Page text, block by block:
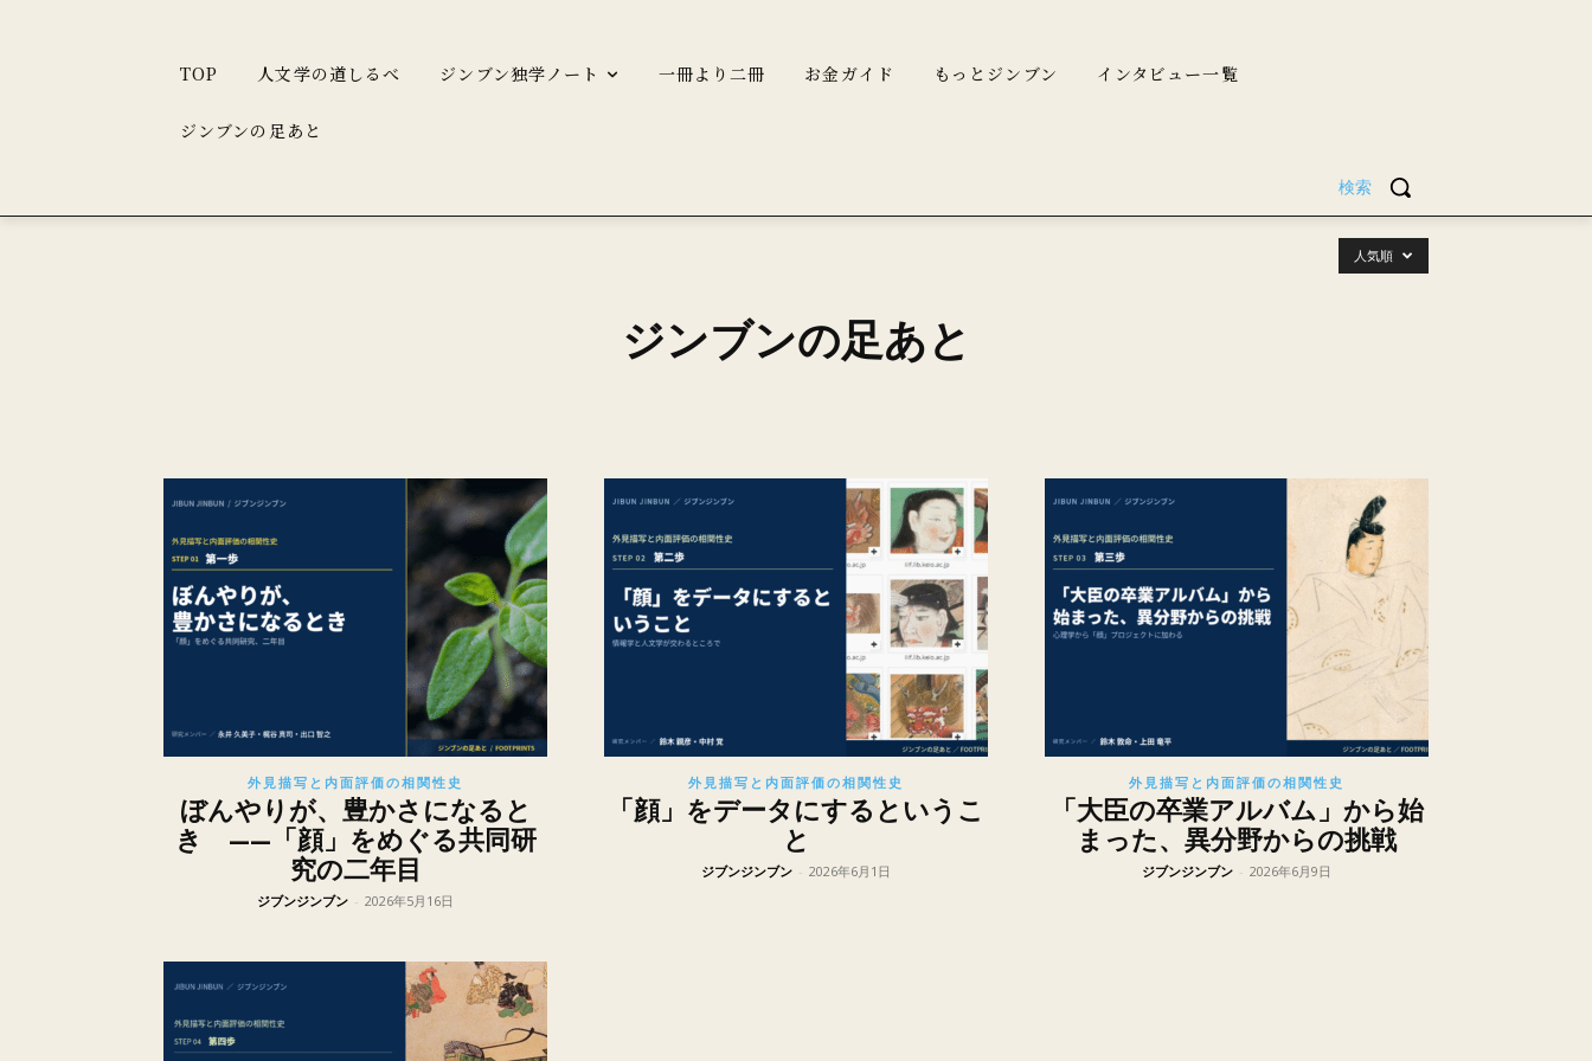
TOP 人文学の道しるべ ジンブン独学ノート 一冊より二冊 お金ガイド もっとジンブン インタビュー一覧
ジンブンの足あと
検索
ジンブンの足あと
人気順
外見描写と内面評価の相関性史
ぼんやりが、豊かさになると
き ——「顔」をめぐる共同研
究の二年目
ジブンジンブン - 2026年5月16日
外見描写と内面評価の相関性史
「顔」をデータにするというこ
と
ジブンジンブン - 2026年6月1日
外見描写と内面評価の相関性史
「大臣の卒業アルバム」から始
まった、異分野からの挑戦
ジブンジンブン - 2026年6月9日